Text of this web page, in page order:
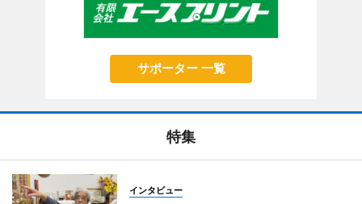
サポーター 一覧
特集
インタビュー